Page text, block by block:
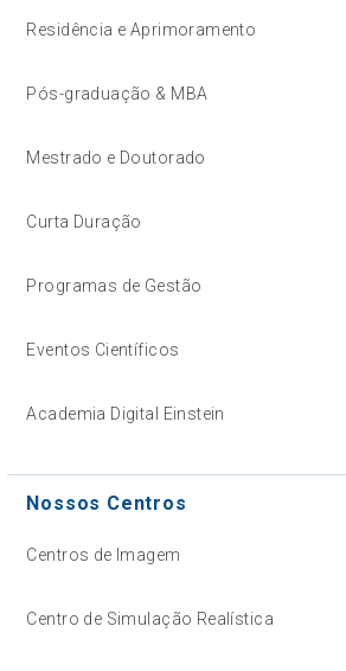
Residência e Aprimoramento
Pós-graduação & MBA
Mestrado e Doutorado
Curta Duração
Programas de Gestão
Eventos Científicos
Academia Digital Einstein
Nossos Centros
Centros de Imagem
Centro de Simulação Realística